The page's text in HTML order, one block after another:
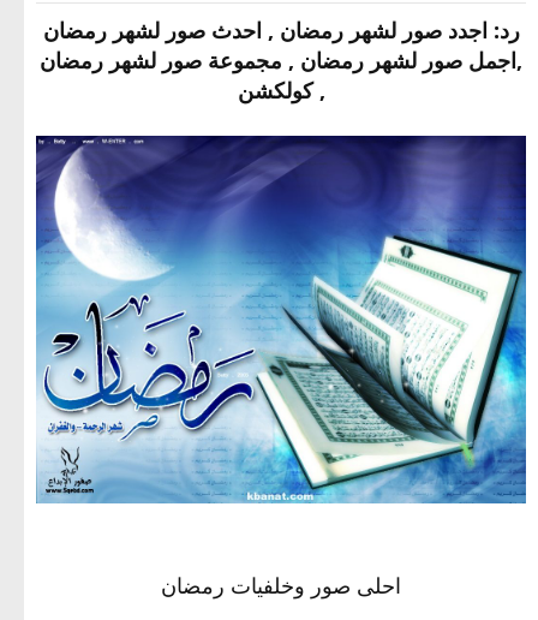
رد: اجدد صور لشهر رمضان , احدث صور لشهر رمضان
,اجمل صور لشهر رمضان , مجموعة صور لشهر رمضان
, كولكشن
احلى صور وخلفيات رمضان